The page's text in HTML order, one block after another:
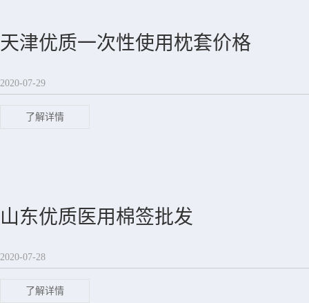
天津优质一次性使用枕套价格
2020-07-29
了解详情
山东优质医用棉签批发
2020-07-28
了解详情